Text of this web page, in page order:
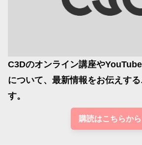
C3Dのオンライン講座や
について、最新情報をお伝えす
す。
購読はこちらから